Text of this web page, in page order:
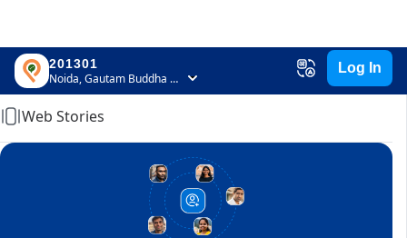
201301
Noida, Gautam Buddha Nagar, Uttar Pradesh
Log In
Home
Web Stories